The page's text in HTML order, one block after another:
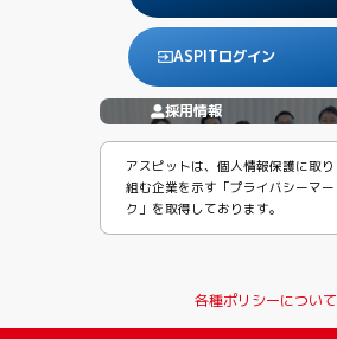
ASPITログイン
採用情報
アスピットは、個人情報保護に取り
組む企業を示す「プライバシーマー
ク」を取得しております。
各種ポリシーについて